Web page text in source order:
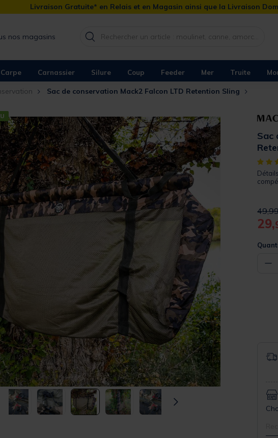
Livraison Gratuite* en Relais et en Magasin ainsi que la Livraison
nos magasins
Carpe Carnassier Silure Coup Feeder Mer Truite
Sac de conservation Mack2 Falcon LTD Retention Sling
Sac
Price
29,
−